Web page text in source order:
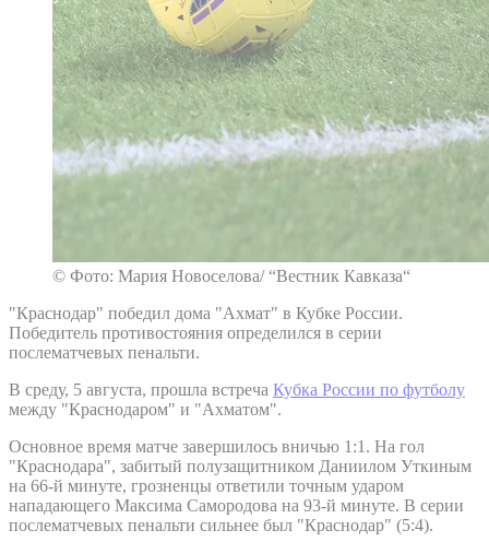
© Фото: Мария Новоселова/ “Вестник Кавказа“
"Краснодар" победил дома "Ахмат" в Кубке России.
Победитель противостояния определился в серии
послематчевых пенальти.
В среду, 5 августа, прошла встреча Кубка России по футболу
между "Краснодаром" и "Ахматом".
Основное время матче завершилось вничью 1:1. На гол
"Краснодара", забитый полузащитником Даниилом Уткиным
на 66-й минуте, грозненцы ответили точным ударом
нападающего Максима Самородова на 93-й минуте. В серии
послематчевых пенальти сильнее был "Краснодар" (5:4).